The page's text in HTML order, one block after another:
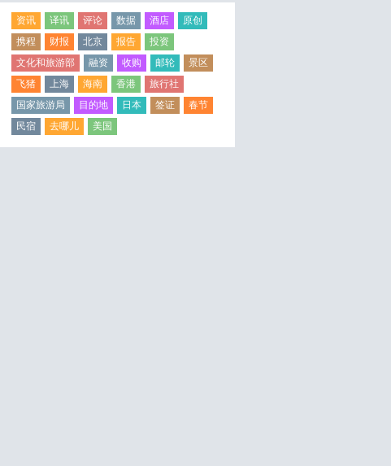
资讯 译讯 评论 数据 酒店
原创
携程
财报 北京 报告
投资
文化和旅游部
融资 收购 邮轮
景区
飞猪
上海 海南 香港
旅行社
国家旅游局
目的地 日本 签证
春节
民宿
去哪儿 美国